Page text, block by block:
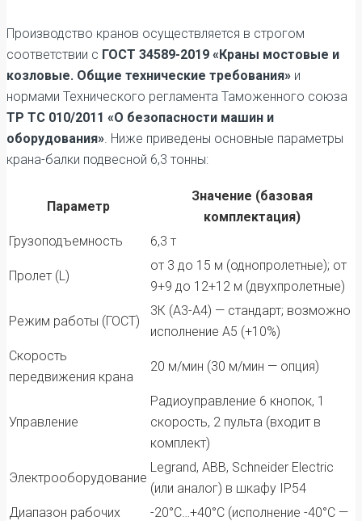
Производство кранов осуществляется в строгом
соответствии с ГОСТ 34589-2019 «Краны мостовые и
козловые. Общие технические требования» и
нормами Технического регламента Таможенного союза
ТР ТС 010/2011 «О безопасности машин и
оборудования» . Ниже приведены основные параметры
крана-балки подвесной 6,3 тонны:
Параметр
Значение (базовая
комплектация)
Грузоподъемность
6,3 т
Пролет (L)
от 3 до 15 м (однопролетные); от
9+9 до 12+12 м (двухпролетные)
Режим работы (ГОСТ)
3К (А3-А4) — стандарт; возможно
исполнение А5 (+10%)
Скорость
передвижения крана
20 м/мин (30 м/мин — опция)
Управление
Радиоуправление 6 кнопок, 1
скорость, 2 пульта (входит в
комплект)
Электрооборудование
Legrand, ABB, Schneider Electric
(или аналог) в шкафу IP54
Диапазон рабочих
-20°C…+40°C (исполнение -40°C —